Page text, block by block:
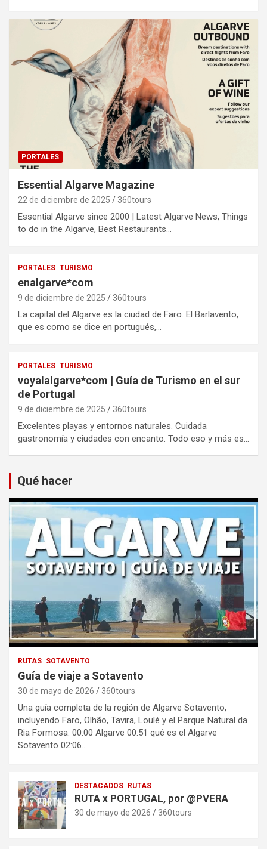
PORTALES
Essential Algarve Magazine
22 de diciembre de 2025 360tours
Essential Algarve since 2000 | Latest Algarve News, Things
to do in the Algarve, Best Restaurants…
PORTALES TURISMO
enalgarve*com
9 de diciembre de 2025 360tours
La capital del Algarve es la ciudad de Faro. El Barlavento,
que es como se dice en portugués,…
PORTALES TURISMO
voyalalgarve*com | Guía de Turismo en el sur
de Portugal
9 de diciembre de 2025 360tours
Excelentes playas y entornos naturales. Cuidada
gastronomía y ciudades con encanto. Todo eso y más es…
Qué hacer
RUTAS SOTAVENTO
Guía de viaje a Sotavento
30 de mayo de 2026 360tours
Una guía completa de la región de Algarve Sotavento,
incluyendo Faro, Olhão, Tavira, Loulé y el Parque Natural da
Ria Formosa. 00:00 Algarve 00:51 qué es el Algarve
Sotavento 02:06…
DESTACADOS RUTAS
RUTA x PORTUGAL, por @PVERA
30 de mayo de 2026 360tours